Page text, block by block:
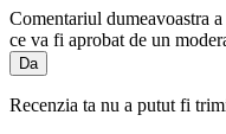
Comentariul dumeavoastra
ce va fi aprobat de un
Da
Recenzia ta nu a putut fi